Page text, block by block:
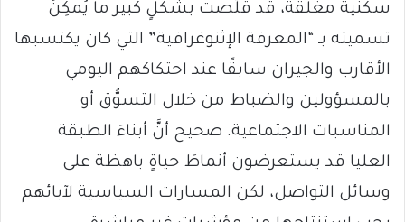
سكنية مغلقة، قد قلّصت بشكلٍ كبير ما يُمكِنُ
تسميته بـ “المعرفة الإثنوغرافية” التي كان يكتسبها
الأقارب والجيران سابقًا عند احتكاكهم اليومي
بالمسؤولين والضباط من خلال التسوُّق أو
المناسبات الاجتماعية. صحيح أنَّ أبناءَ الطبقة
العليا قد يستعرضون أنماطَ حياةٍ باهظة على
وسائل التواصل، لكن المسارات السياسية لآبائهم